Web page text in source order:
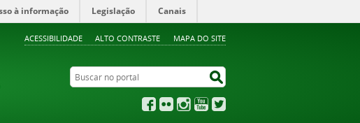
ACESSIBILIDADE ALTO CONTRASTE MAPA DO SITE
à informação Legislação Canais
Buscar no portal
Facebook
Flickr InstagramYouTube